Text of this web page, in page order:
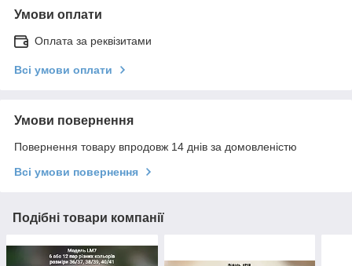
Умови оплати
Оплата за реквізитами
Всі умови оплати
Умови повернення
Повернення товару впродовж 14 днів за домовленістю
Всі умови повернення
Подібні товари компанії